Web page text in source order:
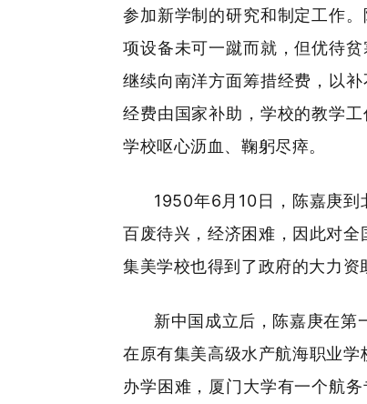
参加新学制的研究和制定工作
项设备未可一蹴而就，但优待
继续向南洋方面筹措经费，以
经费由国家补助，学校的教学
学校呕心沥血、鞠躬尽瘁。
1950年6月10日，陈嘉庚
百废待兴，经济困难，因此对全
集美学校也得到了政府的大力资
新中国成立后，陈嘉庚在第
在原有集美高级水产航海职业
办学困难，厦门大学有一个航